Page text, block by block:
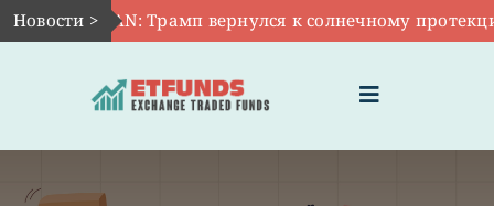
Skip
to
Новости >
10:TAN: Трамп вернулся к солнечному
Toggle
Navigation
ГЛАВНАЯ